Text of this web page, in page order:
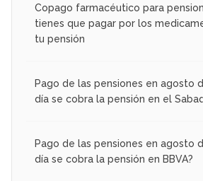
Copago farmacéutico para
tienes que pagar por los
tu pensión
Pago de las pensiones en agosto
día se cobra la pensión en el
Pago de las pensiones en agosto
día se cobra la pensión en BBVA?